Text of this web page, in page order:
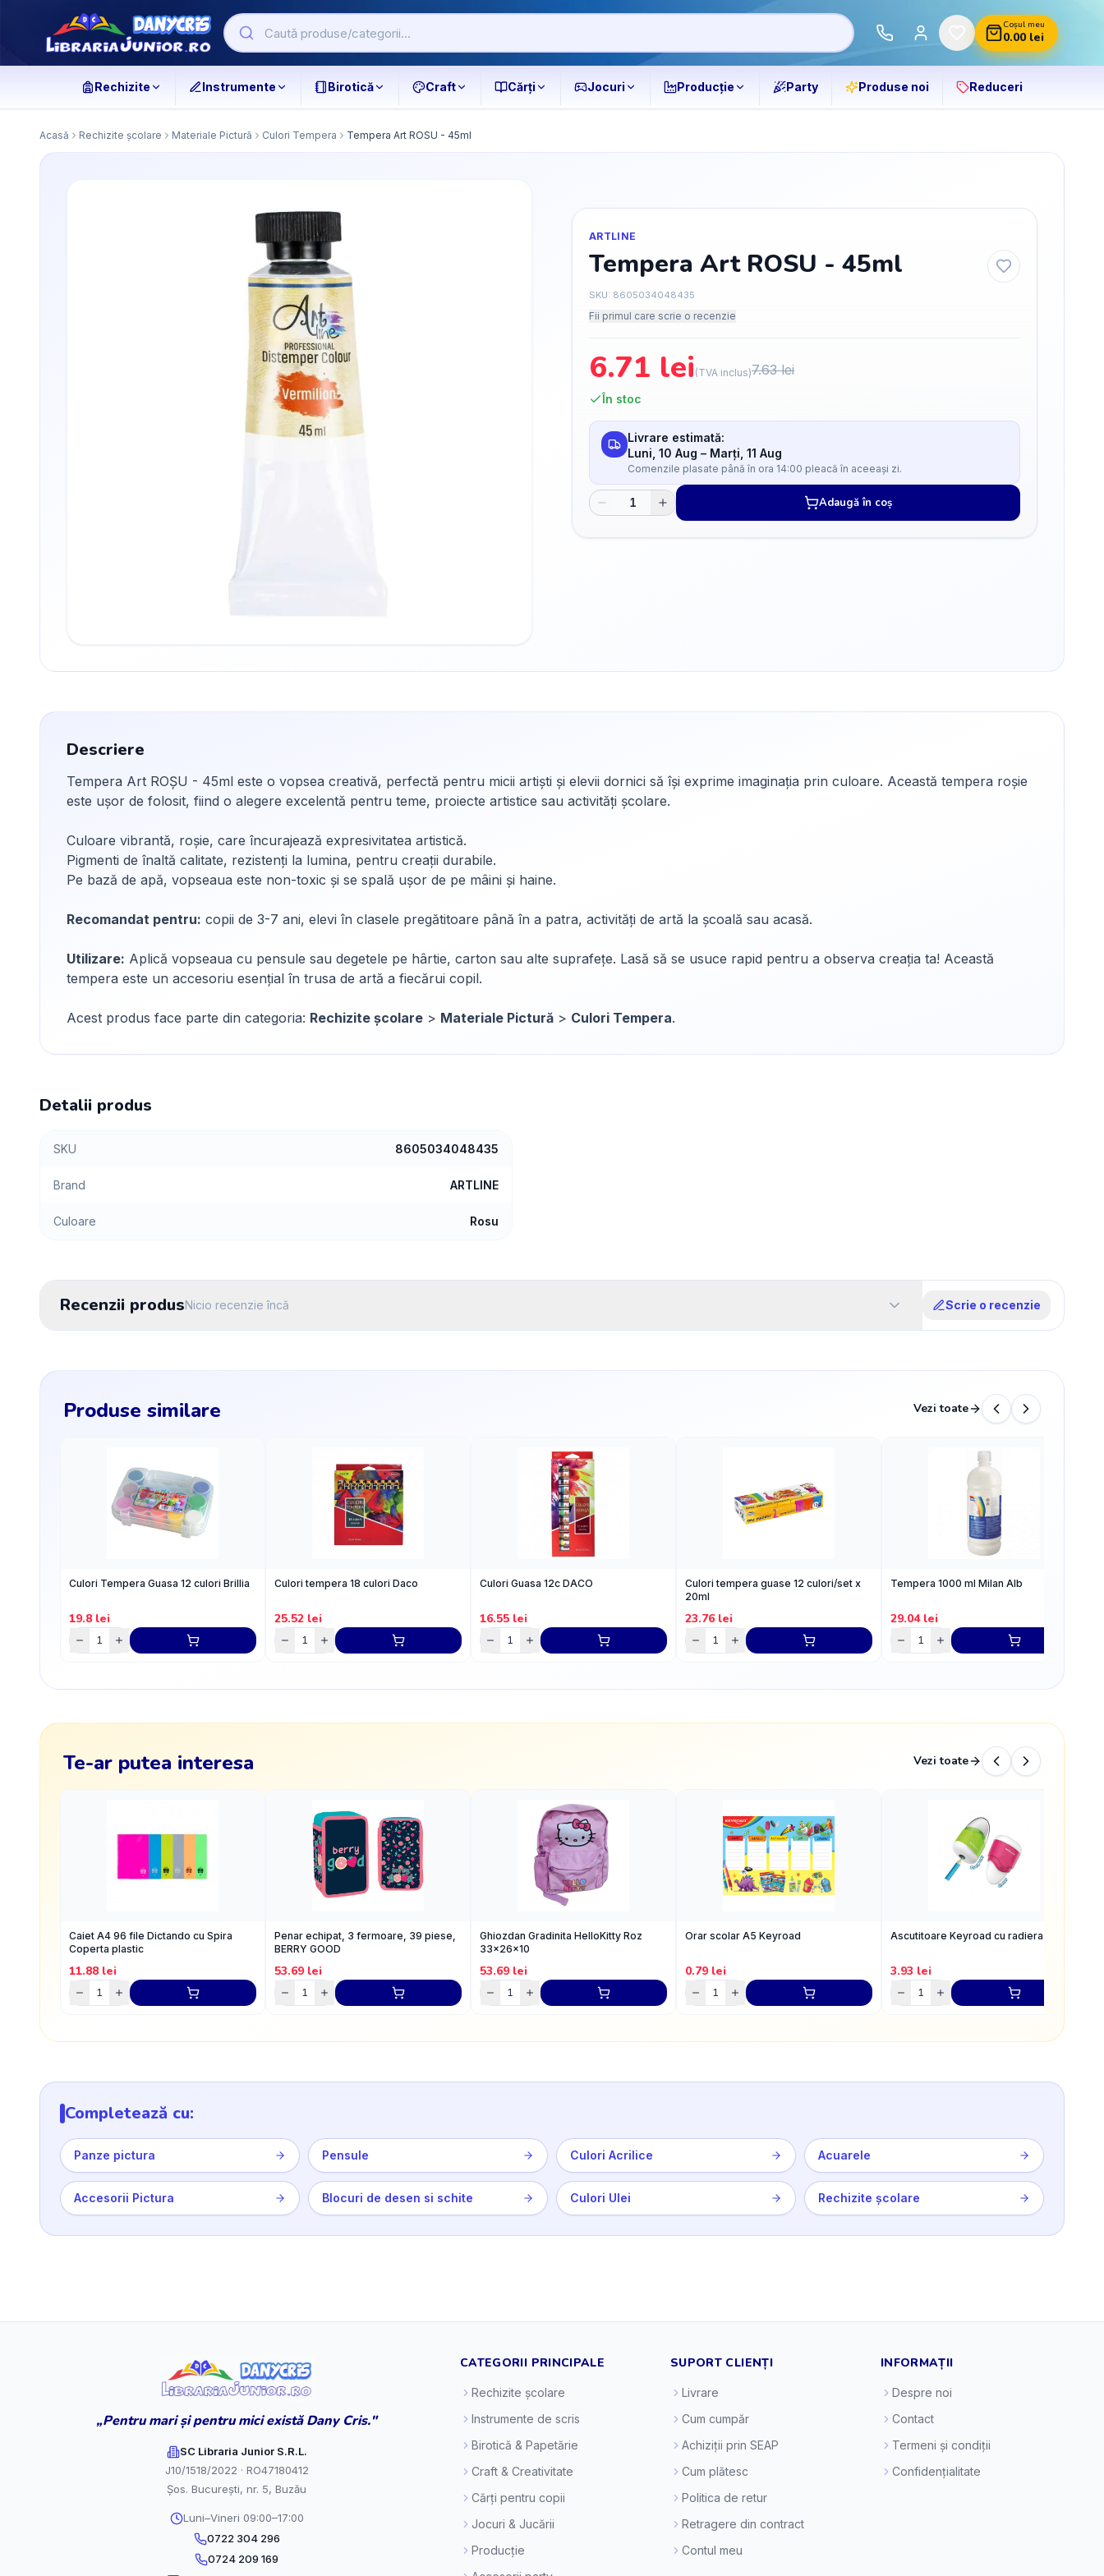
Coșul meu
0.00lei
Rechizite Instrumente Birotică Craft Cărți Jocuri Producție Party Produse noi Reduceri
Acasă Rechizite școlare Materiale Pictură Culori Tempera Tempera Art ROSU - 45ml
ARTLINE
Tempera Art ROSU - 45ml
SKU: 8605034048435
Fii primul care scrie o recenzie
6.71 lei (TVA inclus)7.63lei
În stoc
Livrare estimată:
Luni, 10 Aug – Marți, 11 Aug
Comenzile plasate până în ora 14:00 pleacă în aceeași zi.
Adaugă în coș
Descriere
Tempera Art ROȘU - 45ml este o vopsea creativă, perfectă pentru micii artiști și elevii dornici să își exprime imaginația prin culoare. Această tempera roșie
este ușor de folosit, fiind o alegere excelentă pentru teme, proiecte artistice sau activități școlare.
Culoare vibrantă, roșie, care încurajează expresivitatea artistică.
Pigmenti de înaltă calitate, rezistenți la lumina, pentru creații durabile.
Pe bază de apă, vopseaua este non-toxic și se spală ușor de pe mâini și haine.
Recomandat pentru: copii de 3-7 ani, elevi în clasele pregătitoare până în a patra, activități de artă la școală sau acasă.
Utilizare: Aplică vopseaua cu pensule sau degetele pe hârtie, carton sau alte suprafețe. Lasă să se usuce rapid pentru a observa creația ta! Această
tempera este un accesoriu esențial în trusa de artă a fiecărui copil.
Acest produs face parte din categoria: Rechizite școlare > Materiale Pictură > Culori Tempera.
Detalii produs
SKU 8605034048435
Brand ARTLINE
Culoare Rosu
Recenzii produsNicio recenzie încă Scrie o recenzie
Produse similare Vezi toate
Culori Tempera Guasa 12 culori Brillia
19.8 lei
Culori tempera 18 culori Daco
25.52 lei
Culori Guasa 12c DACO
16.55 lei
Culori tempera guase 12 culori/set x
20ml
23.76lei
Tempera 1000 ml Milan Alb
29.04lei
Te-ar putea interesa Vezi toate
Caiet A4 96 file Dictando cu Spira
Coperta plastic
11.88 lei
Penar echipat, 3 fermoare, 39 piese,
BERRY GOOD
53.69 lei
Ghiozdan Gradinita HelloKitty Roz
33x26x10
53.69 lei
Orar scolar A5 Keyroad
0.79 lei
Ascutitoare Keyroad cu radiera
3.93 lei
Completează cu:
Panze pictura Pensule Culori Acrilice Acuarele
Accesorii Pictura Blocuri de desen si schite Culori Ulei Rechizite școlare
„Pentru mari și pentru mici există Dany Cris."
SC Libraria Junior S.R.L.
J10/1518/2022 · RO47180412
Șos. București, nr. 5, Buzău
Luni–Vineri 09:00–17:00
0722 304 296
0724 209 169
CATEGORII PRINCIPALE
Rechizite școlare
Instrumente de scris
Birotică & Papetărie
Craft & Creativitate
Cărți pentru copii
Jocuri & Jucării
Producție
SUPORT CLIENȚI
Livrare
Cum cumpăr
Achiziții prin SEAP
Cum plătesc
Politica de retur
Retragere din contract
Contul meu
INFORMAȚII
Despre noi
Contact
Termeni și condiții
Confidențialitate